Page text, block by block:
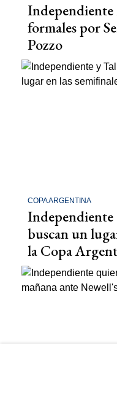
formales por
Pozzo
COPA ARGENTINA
Independiente
buscan un
la Copa